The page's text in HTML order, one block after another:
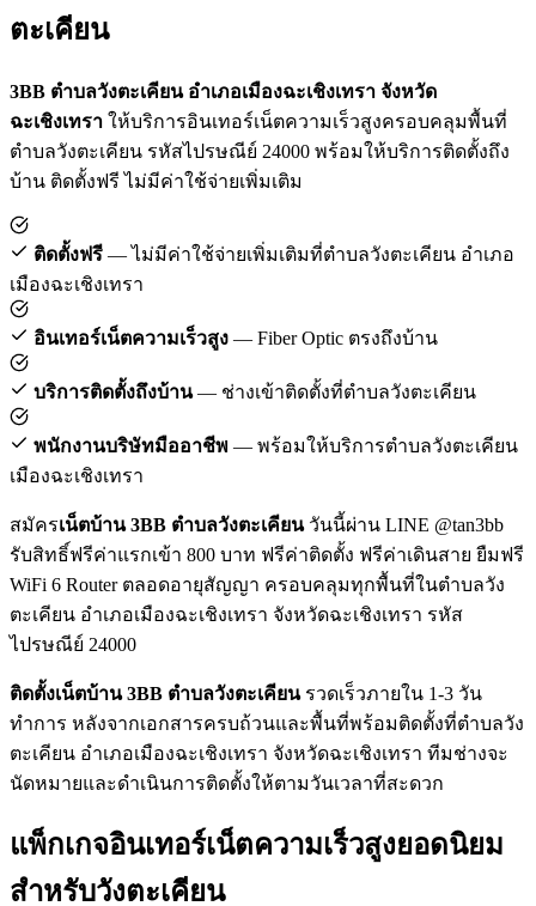
ตะเคียน
3BB ตำบลวังตะเคียน อำเภอเมืองฉะเชิงเทรา จังหวัด
ฉะเชิงเทรา ให้บริการอินเทอร์เน็ตความเร็วสูงครอบคลุมพื้นที่
ตำบลวังตะเคียน รหัสไปรษณีย์ 24000 พร้อมให้บริการติดตั้งถึง
บ้าน ติดตั้งฟรี ไม่มีค่าใช้จ่ายเพิ่มเติม
ติดตั้งฟรี — ไม่มีค่าใช้จ่ายเพิ่มเติมที่ตำบลวังตะเคียน อำเภอ
เมืองฉะเชิงเทรา
อินเทอร์เน็ตความเร็วสูง — Fiber Optic ตรงถึงบ้าน
บริการติดตั้งถึงบ้าน— ช่างเข้าติดตั้งที่ตำบลวังตะเคียน
พนักงานบริษัทมืออาชีพ — พร้อมให้บริการตำบลวังตะเคียน
เมืองฉะเชิงเทรา
สมัครเน็ตบ้าน 3BB ตำบลวังตะเคียนวันนี้ผ่าน LINE @tan3bb
รับสิทธิ์ฟรีค่าแรกเข้า 800 บาท ฟรีค่าติดตั้ง ฟรีค่าเดินสาย ยืมฟรี
WiFi 6 Router ตลอดอายุสัญญา ครอบคลุมทุกพื้นที่ในตำบลวัง
ตะเคียน อำเภอเมืองฉะเชิงเทรา จังหวัดฉะเชิงเทรา รหัส
ไปรษณีย์ 24000
ติดตั้งเน็ตบ้าน 3BB ตำบลวังตะเคียนรวดเร็วภายใน 1-3 วัน
ทำการ หลังจากเอกสารครบถ้วนและพื้นที่พร้อมติดตั้งที่ตำบลวัง
ตะเคียน อำเภอเมืองฉะเชิงเทรา จังหวัดฉะเชิงเทรา ทีมช่างจะ
นัดหมายและดำเนินการติดตั้งให้ตามวันเวลาที่สะดวก
แพ็กเกจอินเทอร์เน็ตความเร็วสูงยอดนิยม
สำหรับวังตะเคียน